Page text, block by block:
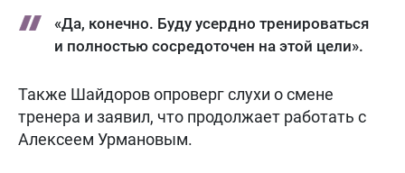
«Да, конечно. Буду усердно тренироваться
и полностью сосредоточен на этой цели».
Также Шайдоров опроверг слухи о смене
тренера и заявил, что продолжает работать с
Алексеем Урмановым.